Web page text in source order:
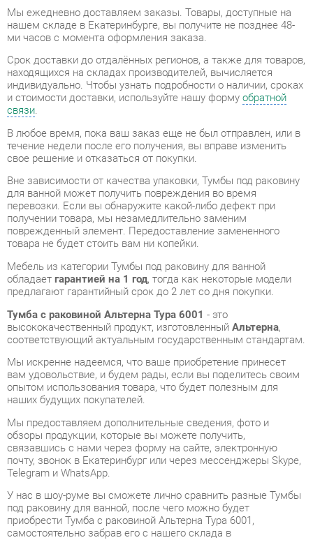
Срок доставки до отдалённых регионов, а также для товаров,
находящихся на складах производителей, вычисляется
индивидуально. Чтобы узнать подробности о наличии, сроках
связи .
В любое время, пока ваш заказ еще не был отправлен, или в
течение недели после его получения, вы вправе изменить
свое решение и отказаться от покупки.
Вне зависимости от качества упаковки, Тумбы под раковину
для ванной может получить повреждения во время
перевозки. Если вы обнаружите какой-либо дефект при
получении товара, мы незамедлительно заменим
поврежденный элемент. Передоставление замененного
товара не будет стоить вам ни копейки.
Мебель из категории Тумбы под раковину для ванной
обладаетгарантией на 1 год, тогда как некоторые модели
предлагают гарантийный срок до 2 лет со дня покупки.
высококачественный продукт, изготовленныйАльтерна
соответствующий актуальным государственным стандартам.
вам удовольствие, и будем рады, если вы поделитесь своим
опытом использования товара, что будет полезным для
наших будущих покупателей.
Мы предоставляем дополнительные сведения, фото и
обзоры продукции, которые вы можете получить,
связавшись с нами через форму на сайте, электронную
почту, звонок в Екатеринбург или через мессенджеры Skype,
У нас в шоу-руме вы сможете лично сравнить разные Тумбы
под раковину для ванной, после чего можно будет
приобрести Тумба с раковиной Альтерна Тура 6001,
самостоятельно забрав его с нашего склада в
Екатеринбурге. Все подробности о наших магазинах и
адресах вы найдете на страницеконтактов.
Материал
Мдф